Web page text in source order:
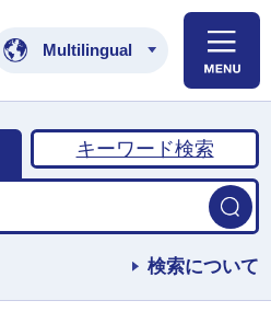
土浦市公式ホームペ
Multilingual
キーワード検索
検索について